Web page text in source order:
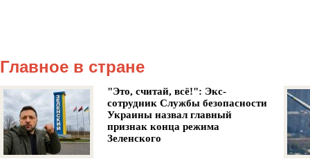
Главное в стране
"Это, считай, всё!": Экс-
сотрудник Службы безопасности
Украины назвал главный
признак конца режима
Зеленского